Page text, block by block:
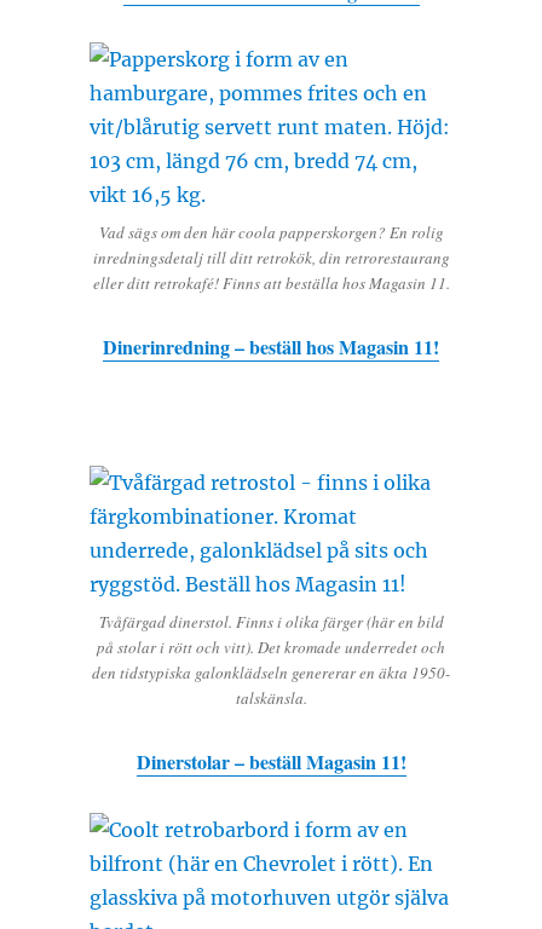
Vad sägs om den här coola papperskorgen? En rolig
inredningsdetalj till ditt retrokök, din retrorestaurang
eller ditt retrokafé! Finns att beställa hos Magasin 11.
Dinerinredning – beställ hos Magasin 11!
Tvåfärgad dinerstol. Finns i olika färger (här en bild
på stolar i rött och vitt). Det kromade underredet och
den tidstypiska galonklädseln genererar en äkta 1950-
talskänsla.
Dinerstolar – beställ Magasin 11!